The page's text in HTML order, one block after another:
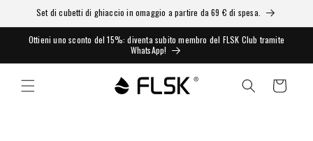
Set di cubetti di ghiaccio in omaggio a partire da 69 € di spesa.
Ottieni uno sconto del 15%: diventa subito membro del FLSK Club tramite
WhatsApp!
Carrello